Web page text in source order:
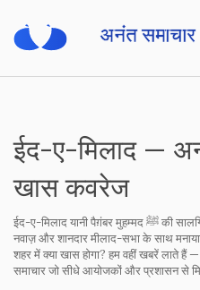
ईद-ए-मिलाद —
खास कवरेज
ईद-ए-मिलाद यानी पैग़ंबर मुहम्मद ﷺ की सालगिरह। अक्सर यह दिन नमाज़, कुरान तिलावत,
नवाज़ और शानदार मीलाद-सभा के साथ
शहर में क्या खास होगा? हम वहीं खबरें लाते
समाचार जो सीधे आयोजकों और प्रशासन से